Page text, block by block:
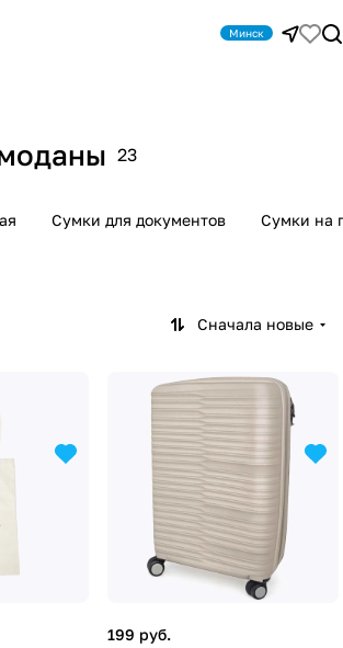
Минск
23
Сумки для документов Сумки на
Сначала новые
199 руб.